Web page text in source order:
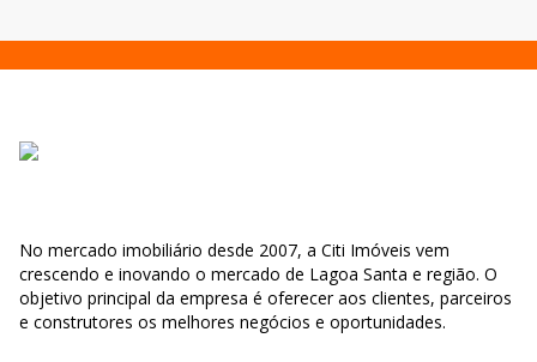
No mercado imobiliário desde 2007, a Citi Imóveis vem
crescendo e inovando o mercado de Lagoa Santa e região. O
objetivo principal da empresa é oferecer aos clientes, parceiros
e construtores os melhores negócios e oportunidades.